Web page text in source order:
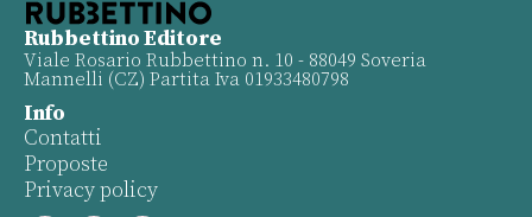
Rubbettino Editore
Viale Rosario Rubbettino n. 10 - 88049 Soveria
Mannelli (CZ) Partita Iva 01933480798
Info
Contatti
Proposte
Privacy policy